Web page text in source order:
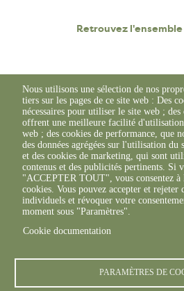
Retrouvez l'ensemble
Nous utilisons une sélection de nos
tiers sur les pages de ce site web : Des
nécessaires pour utiliser le site web ;
offrent une meilleure facilité
web ; des cookies de performance, que
des données agrégées sur l'utilisation du
et des cookies de marketing, qui sont
contenus et des publicités pertinents. Si
"ACCEPTER TOUT", vous consentez
cookies. Vous pouvez accepter et rejeter
individuels et révoquer votre
moment sous "Paramètres".
Cookie documentation
PARAMÈTRES DE